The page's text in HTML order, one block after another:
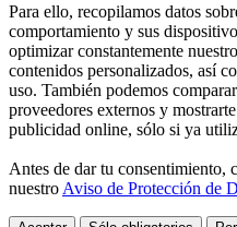
Para ello, recopilamos datos
comportamiento y sus
optimizar constantemente
contenidos personalizados, así
uso. También podemos
proveedores externos y
publicidad online, sólo si ya
Antes de dar tu consentimiento,
nuestro Aviso de Protección de